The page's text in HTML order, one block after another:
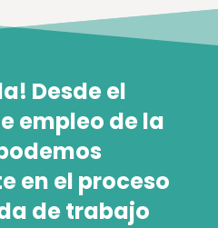
Desde el
empleo de la
en el proceso
de trabajo